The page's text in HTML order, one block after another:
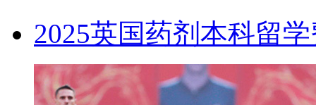
2025英国药剂本科留